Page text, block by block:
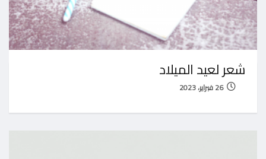
شعر لعيد الميلاد
26 فبراير، 2023